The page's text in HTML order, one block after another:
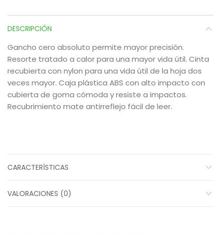
DESCRIPCIÓN
Gancho cero absoluto permite mayor precisión.
Resorte tratado a calor para una mayor vida útil. Cinta
recubierta con nylon para una vida útil de la hoja dos
veces mayor. Caja plástica ABS con alto impacto con
cubierta de goma cómoda y resiste a impactos.
Recubrimiento mate antirreflejo fácil de leer.
CARACTERÍSTICAS
VALORACIONES (0)